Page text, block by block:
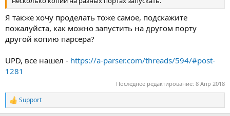
Я также хочу проделать тоже самое, подскажите
пожалуйста, как можно запустить на другом порту
другой копию парсера?
UPD, все нашел - https://a-parser.com/threads/594/#post-
1281
Последнее редактирование: 8 Апр 2018
Р
е
Support